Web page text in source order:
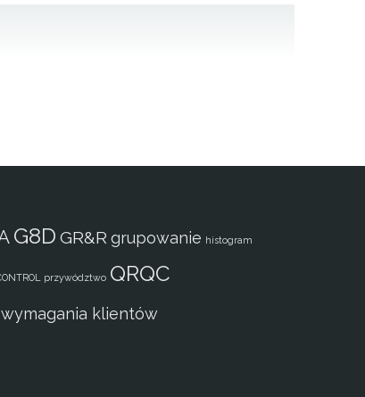
G8D GR&R grupowanie histogram
przywództwo QRQC
wymagania klientów